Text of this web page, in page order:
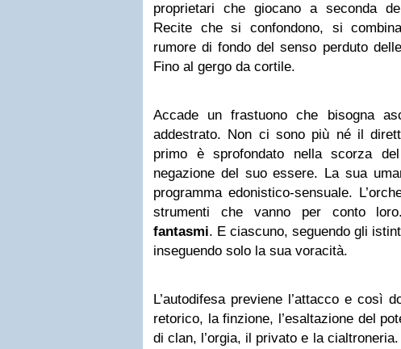
proprietari che giocano a seconda
Recite che si confondono, si
rumore di fondo del senso perduto
Fino al gergo da cortile.
Accade un frastuono che bisogna
addestrato. Non ci sono più né il
primo è sprofondato nella scorza
negazione del suo essere. La sua
programma edonistico-sensuale.
strumenti che vanno per conto
fantasmi. E ciascuno, seguendo gli
inseguendo solo la sua voracità.
L’autodifesa previene l’attacco e così
retorico, la finzione, l’esaltazione del
di clan, l’orgia, il privato e la